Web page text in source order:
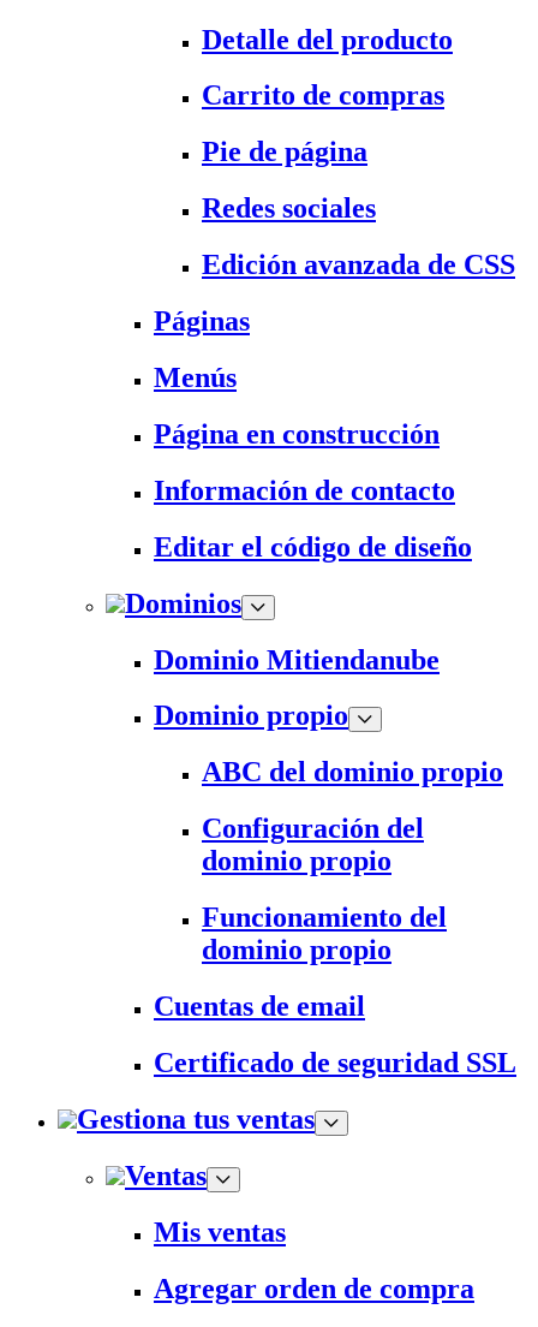
Detalle del producto
Carrito de compras
Pie de página
Redes sociales
Edición avanzada de CSS
Páginas
Menús
Página en construcción
Información de contacto
Editar el código de diseño
Dominios
Dominio Mitiendanube
Dominio propio
ABC del dominio propio
Configuración del
dominio propio
Funcionamiento del
dominio propio
Cuentas de email
Certificado de seguridad SSL
Gestiona tus ventas
Ventas
Mis ventas
Agregar orden de compra